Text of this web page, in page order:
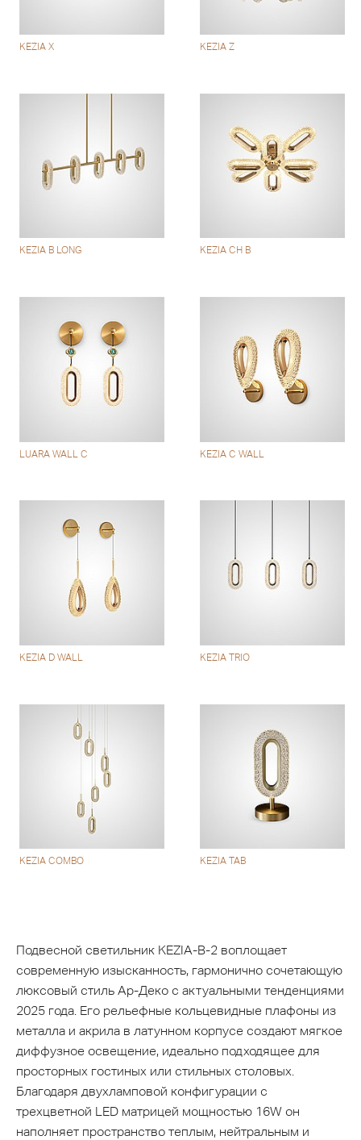
KEZIA X KEZIA Z
KEZIA B LONG KEZIA CH B
LUARA WALL C KEZIA C WALL
KEZIA D WALL KEZIA TRIO
KEZIA COMBO KEZIA TAB
Подвесной светильник KEZIA-B-2 воплощает
современную изысканность, гармонично сочетающую
люксовый стиль Ар-Деко с актуальными тенденциями
2025 года. Его рельефные кольцевидные плафоны из
металла и акрила в латунном корпусе создают мягкое
диффузное освещение, идеально подходящее для
просторных гостиных или стильных столовых.
Благодаря двухламповой конфигурации с
трехцветной LED матрицей мощностью 16W он
наполняет пространство теплым, нейтральным и